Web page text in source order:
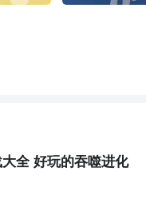
全 好玩的吞噬进化